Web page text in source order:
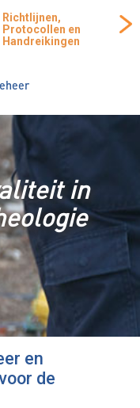
Richtlijnen,
Protocollen en
Handreikingen
in
en
de